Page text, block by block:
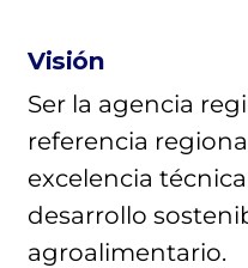
Visión
Ser la agencia
referencia
excelencia
desarrollo
agroalimentario.